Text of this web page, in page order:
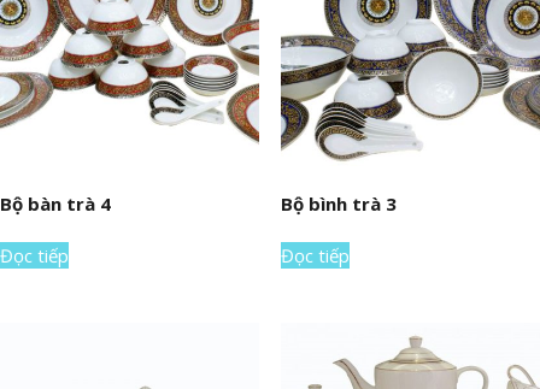
Bộ bàn trà 4
Đọc tiếp
Bộ bình trà 3
Đọc tiếp